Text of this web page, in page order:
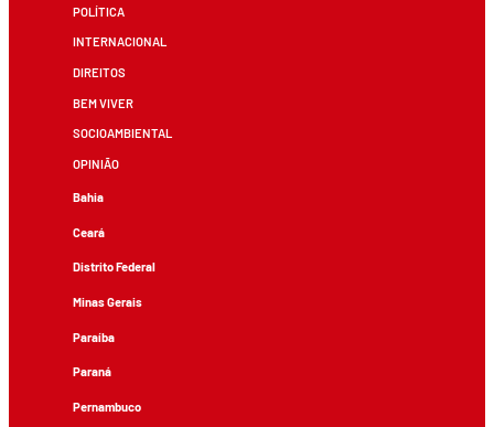
POLÍTICA
INTERNACIONAL
DIREITOS
BEM VIVER
SOCIOAMBIENTAL
OPINIÃO
Bahia
Ceará
Distrito Federal
Minas Gerais
Paraíba
Paraná
Pernambuco